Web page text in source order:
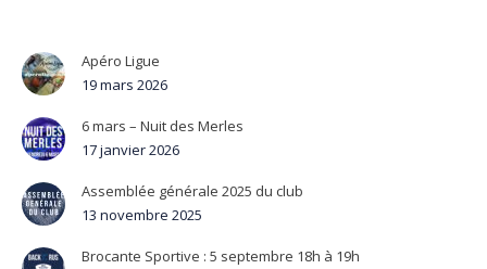
Apéro Ligue
19 mars 2026
6 mars – Nuit des Merles
17 janvier 2026
Assemblée générale 2025 du club
13 novembre 2025
Brocante Sportive : 5 septembre 18h à 19h